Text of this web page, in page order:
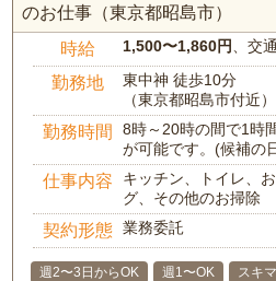
のお仕事（東京都昭島市）
時給 1,500〜1,860円 、交
勤務地
東中神 徒歩10分
（東京都昭島市付近）
勤務時間
8時～20時の間で1時
が可能です。(候補の
仕事内容
キッチン、トイレ、
グ、その他のお掃除
契約形態 業務委託
週2〜3日からOK 週1〜OK
スキ